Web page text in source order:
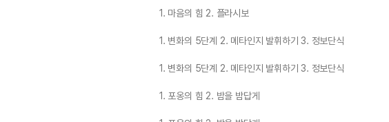
1. 마음의 힘 2. 플라시보
1. 변화의 5단계 2. 메타인지 발휘하기 3. 정보단식
1. 변화의 5단계 2. 메타인지 발휘하기 3. 정보단식
1. 포옹의 힘 2. 밤을 밤답게